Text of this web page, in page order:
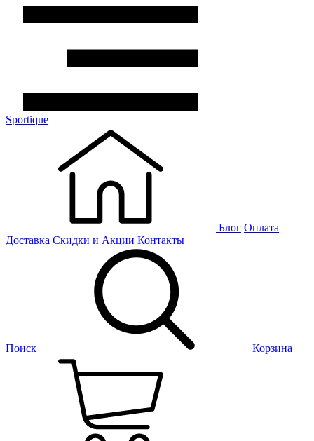
Sportique
Блог Оплата
Доставка Скидки и Акции Контакты
Поиск Корзина